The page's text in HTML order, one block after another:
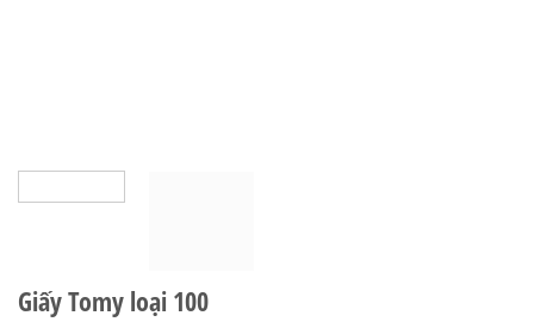
Giấy Tomy loại 100